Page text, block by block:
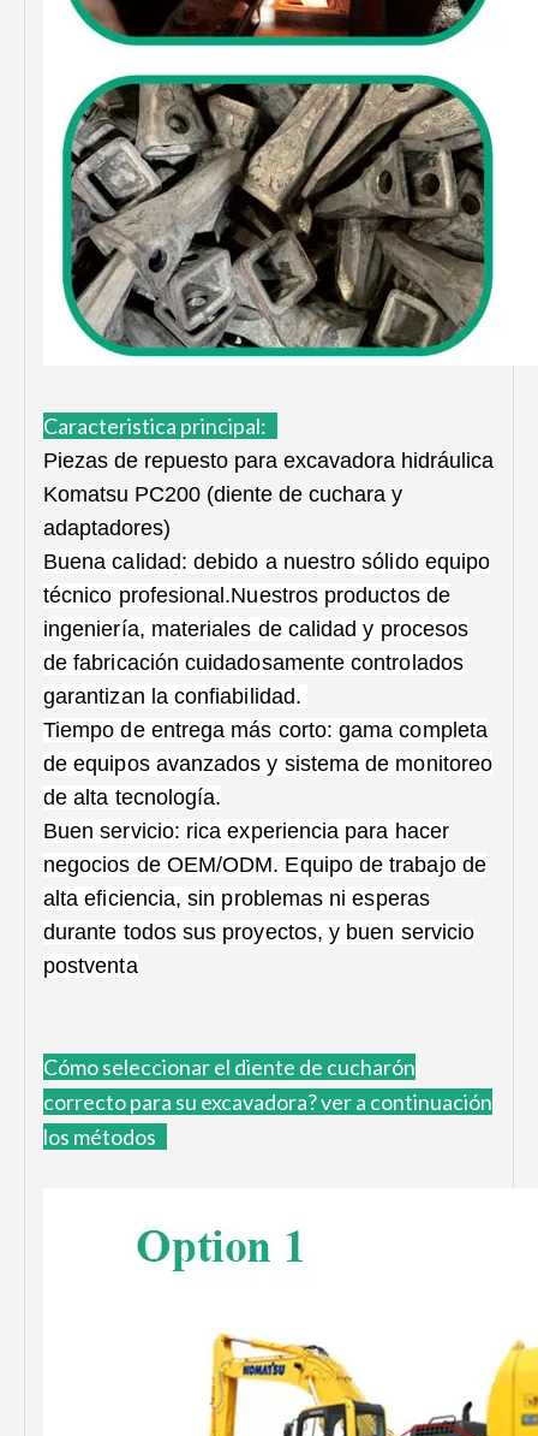
Caracteristica principal:
Piezas de repuesto para excavadora hidráulica
Komatsu PC200 (diente de cuchara y
adaptadores)
Buena calidad: debido a nuestro sólido equipo
técnico profesional.Nuestros productos de
ingeniería, materiales de calidad y procesos
de fabricación cuidadosamente controlados
garantizan la confiabilidad.
Tiempo de entrega más corto: gama completa
de equipos avanzados y sistema de monitoreo
de alta tecnología.
Buen servicio: rica experiencia para hacer
negocios de OEM/ODM. Equipo de trabajo de
alta eficiencia, sin problemas ni esperas
durante todos sus proyectos, y buen servicio
postventa
Cómoseleccionar el diente de cucharón
correcto para su excavadora?ver a continuación
los métodos